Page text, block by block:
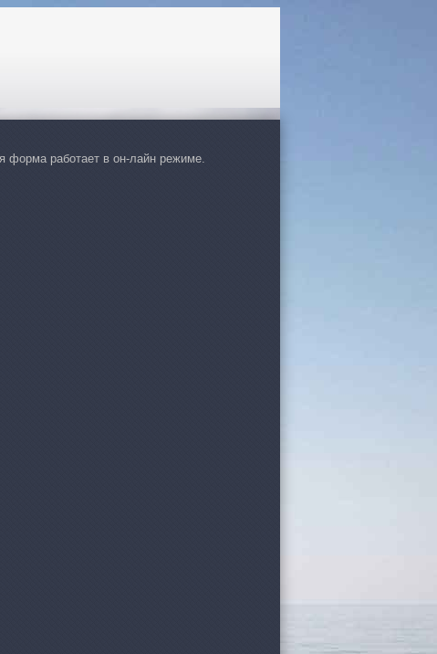
форма работает в он-лайн режиме.